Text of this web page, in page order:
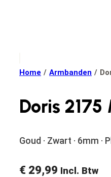
Home / Armbanden /
Doris 2175
Goud · Zwart · 6mm ·
€ 29,99 Incl. Btw